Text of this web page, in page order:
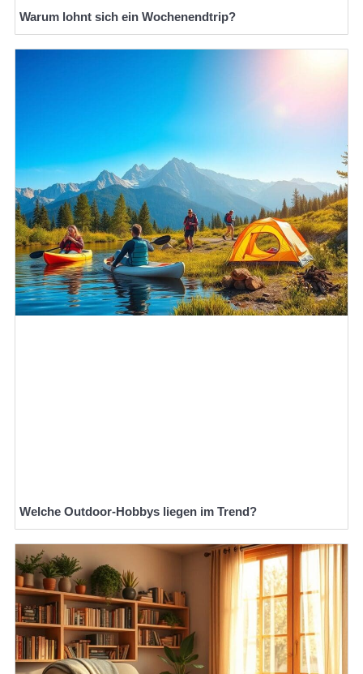
Warum lohnt sich ein Wochenendtrip?
Welche Outdoor-Hobbys liegen im Trend?